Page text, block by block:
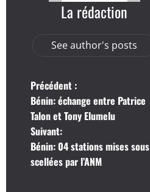
La rédaction
See author's posts
N
a
v
i
Précédent :
Bénin: échange entre Patrice
Talon et Tony Elumelu
Suivant:
Bénin: 04 stations mises sous
scellées par l’ANM